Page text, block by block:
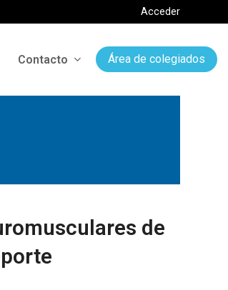
Acceder
Contacto Área de colegiados
de